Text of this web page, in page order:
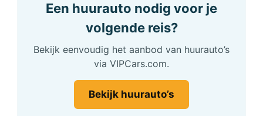
Een huurauto nodig voor je
volgende reis?
Bekijk eenvoudig het aanbod van huurauto’s
via VIPCars.com.
Bekijk huurauto’s